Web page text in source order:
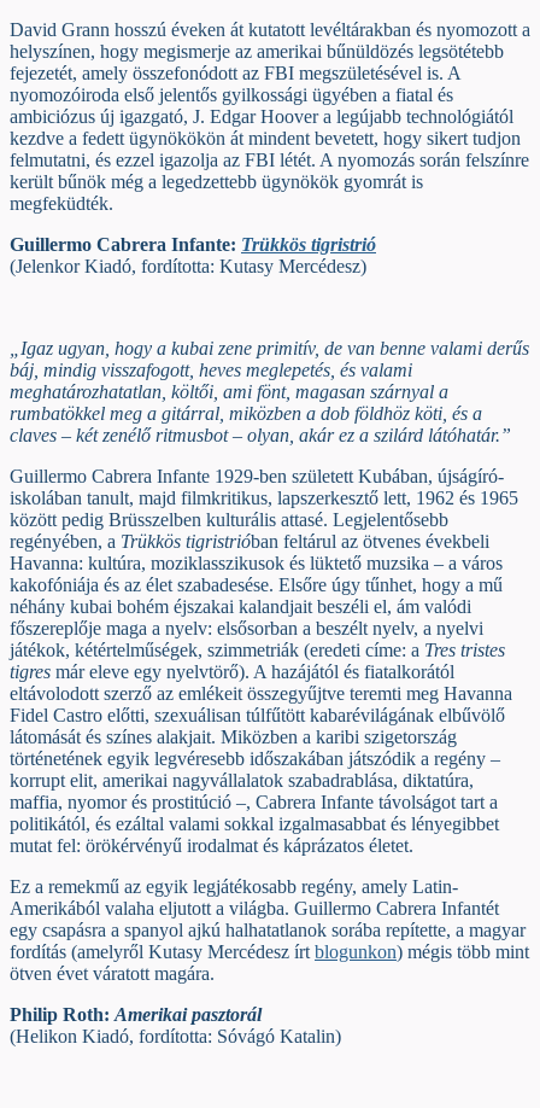
David Grann hosszú éveken át kutatott levéltárakban és nyomozott a
helyszínen, hogy megismerje az amerikai bűnüldözés legsötétebb
fejezetét, amely összefonódott az FBI megszületésével is. A
nyomozóiroda első jelentős gyilkossági ügyében a fiatal és
ambiciózus új igazgató, J. Edgar Hoover a legújabb technológiától
kezdve a fedett ügynökökön át mindent bevetett, hogy sikert tudjon
felmutatni, és ezzel igazolja az FBI létét. A nyomozás során felszínre
került bűnök még a legedzettebb ügynökök gyomrát is
megfeküdték.
Guillermo Cabrera Infante: Trükkös tigristrió
(Jelenkor Kiadó, fordította: Kutasy Mercédesz)
„Igaz ugyan, hogy a kubai zene primitív, de van benne valami derűs
báj, mindig visszafogott, heves meglepetés, és valami
meghatározhatatlan, költői, ami fönt, magasan szárnyal a
rumbatökkel meg a gitárral, miközben a dob földhöz köti, és a
claves – két zenélő ritmusbot – olyan, akár ez a szilárd látóhatár.”
Guillermo Cabrera Infante 1929-ben született Kubában, újságíró-
iskolában tanult, majd filmkritikus, lapszerkesztő lett, 1962 és 1965
között pedig Brüsszelben kulturális attasé. Legjelentősebb
regényében, a Trükkös tigristrióban feltárul az ötvenes évekbeli
Havanna: kultúra, moziklasszikusok és lüktető muzsika – a város
kakofóniája és az élet szabadesése. Elsőre úgy tűnhet, hogy a mű
néhány kubai bohém éjszakai kalandjait beszéli el, ám valódi
főszereplője maga a nyelv: elsősorban a beszélt nyelv, a nyelvi
játékok, kétértelműségek, szimmetriák (eredeti címe: a Tres tristes
tigres már eleve egy nyelvtörő). A hazájától és fiatalkorától
eltávolodott szerző az emlékeit összegyűjtve teremti meg Havanna
Fidel Castro előtti, szexuálisan túlfűtött kabarévilágának elbűvölő
látomását és színes alakjait. Miközben a karibi szigetország
történetének egyik legvéresebb időszakában játszódik a regény –
korrupt elit, amerikai nagyvállalatok szabadrablása, diktatúra,
maffia, nyomor és prostitúció –, Cabrera Infante távolságot tart a
politikától, és ezáltal valami sokkal izgalmasabbat és lényegibbet
mutat fel: örökérvényű irodalmat és káprázatos életet.
Ez a remekmű az egyik legjátékosabb regény, amely Latin-
Amerikából valaha eljutott a világba. Guillermo Cabrera Infantét
egy csapásra a spanyol ajkú halhatatlanok sorába repítette, a magyar
fordítás (amelyről Kutasy Mercédesz írt blogunkon) mégis több mint
ötven évet váratott magára.
Philip Roth: Amerikai pasztorál
(Helikon Kiadó, fordította: Sóvágó Katalin)